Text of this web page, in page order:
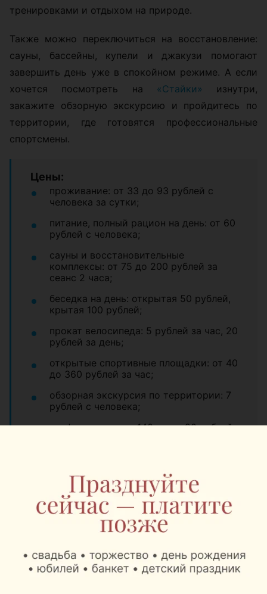
тренировками и отдыхом на природе.
Также можно переключиться на восстановление:
сауны, бассейны, купели и джакузи помогают
завершить день уже в спокойном режиме. А если
хочется посмотреть на «Стайки» изнутри,
закажите обзорную экскурсию и пройдитесь по
территории, где готовятся профессиональные
спортсмены.
Цены:
проживание: от 33 до 93 рублей с
человека за сутки;
питание, полный рацион на день: от 60
рублей с человека;
сауны и восстановительные
комплексы: от 75 до 200 рублей за
сеанс 2 часа;
беседка на день: открытая 50 рублей,
крытая 100 рублей;
прокат велосипеда: 5 рублей за час, 20
рублей за день;
открытые спортивные площадки: от 40
до 360 рублей за час;
обзорная экскурсия по территории: 7
рублей с человека;
конференц-зал на 140 мест: 90 рублей
обзорная экскурсия без
сопровождения: 5 рублей.
Минский район, район д.
Бронирование:+375 29 777-09-75